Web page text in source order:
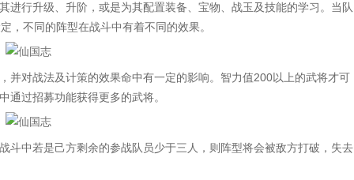
行升级、升阶，或是为其配置装备、宝物、战玉及技能的学习。当队
，不同的阵型在战斗中有着不同的效果。
对战法及计策的效果命中有一定的影响。智力值200以上的武将才可
通过招募功能获得更多的武将。
中若是己方剩余的参战队员少于三人，则阵型将会被敌方打破，失去